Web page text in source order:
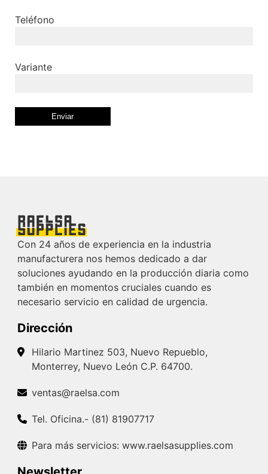
Teléfono
Variante
Con 24 años de experiencia en la industria
manufacturera nos hemos dedicado a dar
soluciones ayudando en la producción diaria como
también en momentos cruciales cuando es
necesario servicio en calidad de urgencia.
Dirección
Hilario Martinez 503, Nuevo Repueblo,
Monterrey, Nuevo León C.P. 64700.
ventas@raelsa.com
Tel. Oficina.- (81) 81907717
Para más servicios: www.raelsasupplies.com